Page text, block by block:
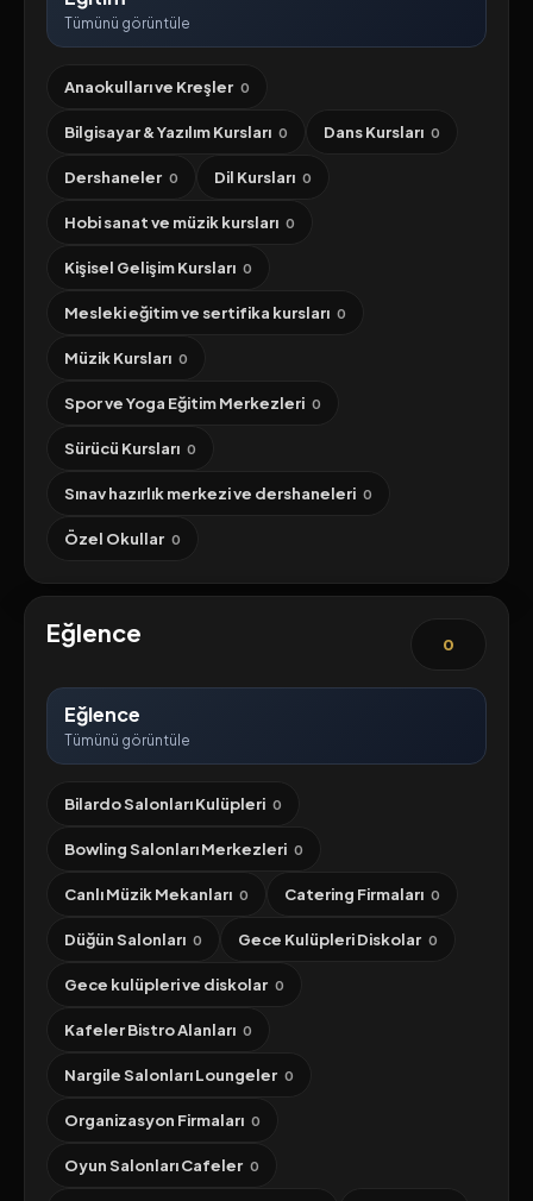
Tümünü görüntüle
Anaokulları ve Kreşler 0
Bilgisayar & Yazılım Kursları 0 Dans Kursları 0
Dershaneler 0 Dil Kursları 0
Hobi sanat ve müzik kursları 0
Kişisel Gelişim Kursları 0
Mesleki eğitim ve sertifika kursları 0
Müzik Kursları 0
Spor ve Yoga Eğitim Merkezleri 0
Sürücü Kursları 0
Sınav hazırlık merkezi ve dershaneleri 0
Özel Okullar 0
Eğlence 0
Eğlence
Tümünü görüntüle
Bilardo Salonları Kulüpleri 0
Bowling Salonları Merkezleri 0
Canlı Müzik Mekanları 0 Catering Firmaları 0
Düğün Salonları 0 Gece Kulüpleri Diskolar 0
Gece kulüpleri ve diskolar 0
Kafeler Bistro Alanları 0
Nargile Salonları Loungeler 0
Organizasyon Firmaları 0
Oyun Salonları Cafeler 0